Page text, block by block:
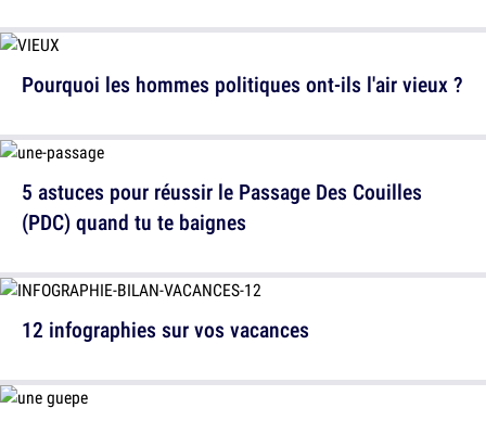
5 astuces pour réussir le Passage Des Couilles
(PDC) quand tu te baignes
Pourquoi les hommes politiques ont-ils l'air vieux ?
12 infographies sur vos vacances